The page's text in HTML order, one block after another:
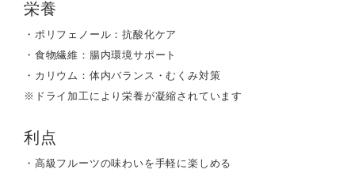
栄養
・ポリフェノール：抗酸化ケア
・食物繊維：腸内環境サポート
・カリウム：体内バランス・むくみ対策
※ドライ加工により栄養が凝縮されています
利点
・高級フルーツの味わいを手軽に楽しめる